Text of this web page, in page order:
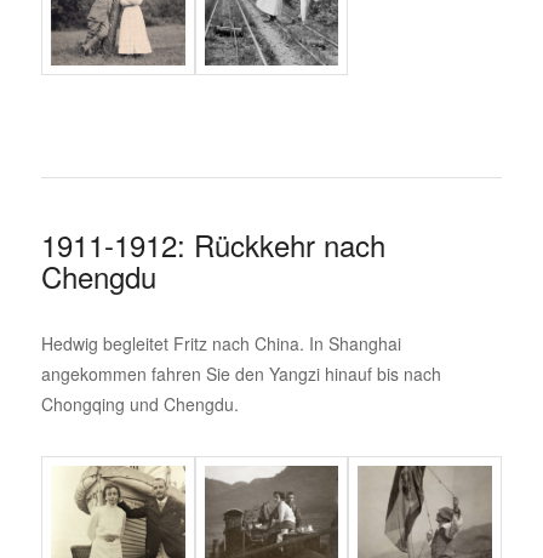
1911-1912: Rückkehr nach
Chengdu
Hedwig begleitet Fritz nach China. In Shanghai
angekommen fahren Sie den Yangzi hinauf bis nach
Chongqing und Chengdu.